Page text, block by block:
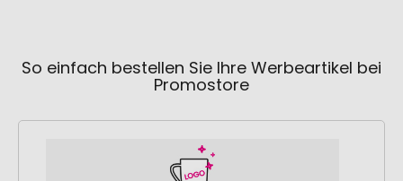
So einfach bestellen Sie Ihre Werbeartikel bei
Promostore